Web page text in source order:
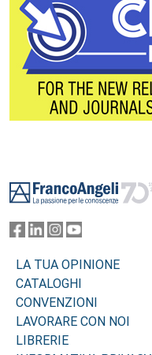
LA TUA OPINIONE
CATALOGHI
CONVENZIONI
LAVORARE CON NOI
LIBRERIE